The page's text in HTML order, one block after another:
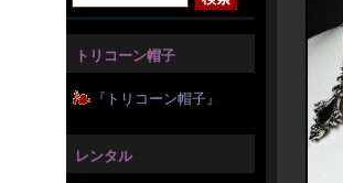
トリコーン帽子
『トリコーン帽子』
レンタル